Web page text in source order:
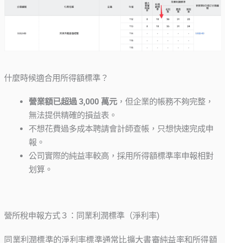
什麼時候適合用所得額標準？
營業額已超過 3,000 萬元，但企業的帳務不夠完整，
無法提供精確的損益表。
不想花費過多成本聘請會計師查帳，只想快速完成申
報。
公司實際的純益率較高，採用所得額標準率申報相對
划算。
營所稅申報方式３：同業利潤標準（淨利率)
同業利潤標準的淨利率標準通常比擴大書審純益率和所得額